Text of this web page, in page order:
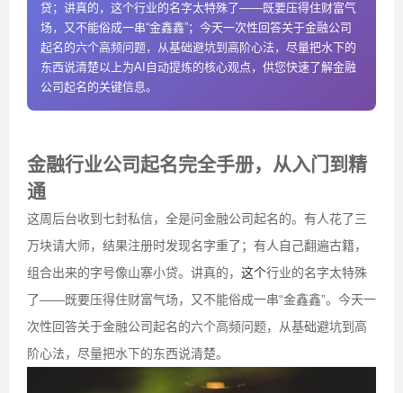
贷；讲真的，这个行业的名字太特殊了——既要压得住财富气
场，又不能俗成一串“金鑫鑫”；今天一次性回答关于金融公司
起名的六个高频问题，从基础避坑到高阶心法，尽量把水下的
东西说清楚以上为AI自动提炼的核心观点，供您快速了解金融
公司起名的关键信息。
金融行业公司起名完全手册，从入门到精
通
这周后台收到七封私信，全是问金融公司起名的。有人花了三
万块请大师，结果注册时发现名字重了；有人自己翻遍古籍，
组合出来的字号像山寨小贷。讲真的， 这个行业的名字太特殊
了——既要压得住财富气场，又不能俗成一串“金鑫鑫”。今天一
次性回答关于金融公司起名的六个高频问题，从基础避坑到高
阶心法，尽量把水下的东西说清楚。